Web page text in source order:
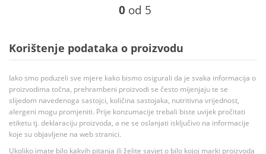
0 od 5
Korištenje podataka o proizvodu
Iako smo poduzeli sve mjere kako bismo osigurali da je svaka informacija o
proizvodima točna, prehrambeni proizvodi se često mijenjaju te se
slijedom navedenoga sastojci, količina sastojaka, nutritivna vrijednost,
alergeni mogu promjeniti. Prije konzumacije trebali biste uvijek pročitati
etiketu tj. deklaraciju proizvoda, a ne se oslanjati isključivo na informacije
koje su objavljene na web stranici.
Ukoliko imate bilo kakvih pitanja ili želite savjet o bilo kojoj marki proizvoda